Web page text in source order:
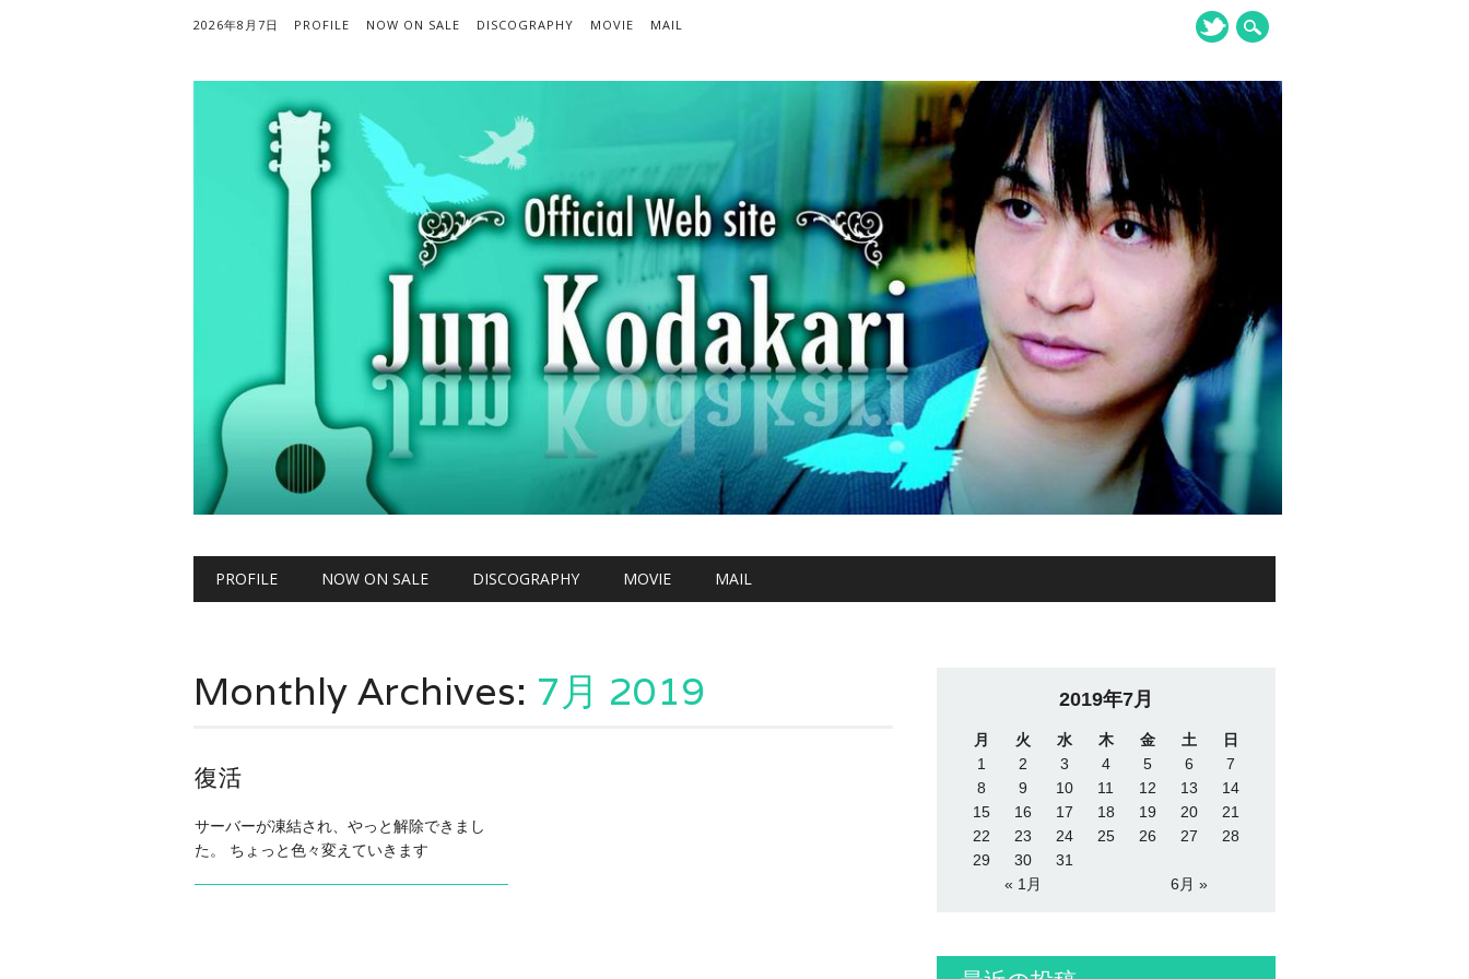
2026年8月7日 PROFILE NOW ON SALE DISCOGRAPHY MOVIE MAIL
Main menu
PROFILE NOW ON SALE DISCOGRAPHY MOVIE MAIL
Monthly Archives: 7月 2019
復活
サーバーが凍結され、やっと解除できまし
た。 ちょっと色々変えていきます
2019年7月
月 火 水 木 金 土 日
« 1月 6月 »
1 2 3 4 5 6
7
8
9 10 11 12 13
14
15
16 17 18 19 20
21
22
23 24 25 26 27
28
29
30 31